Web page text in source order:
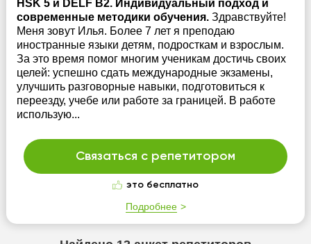
HSK 5 и DELF B2. Индивидуальный подход и
современные методики обучения. Здравствуйте!
Меня зовут Илья. Более 7 лет я преподаю
иностранные языки детям, подросткам и взрослым.
За это время помог многим ученикам достичь своих
целей: успешно сдать международные экзамены,
улучшить разговорные навыки, подготовиться к
переезду, учебе или работе за границей. В работе
использую...
Связаться с репетитором
это бесплатно
Подробнее